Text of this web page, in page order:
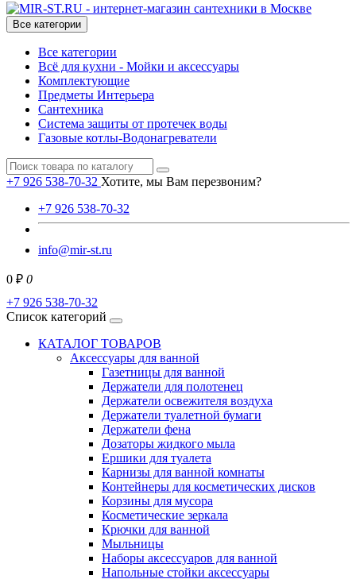
Все категории
Все категории
Всё для кухни - Мойки и аксессуары
Комплектующие
Предметы Интерьера
Сантехника
Система защиты от протечек воды
Газовые котлы-Водонагреватели
+7 926 538-70-32 Хотите, мы Вам перезвоним?
+7 926 538-70-32
info@mir-st.ru
0 ₽ 0
+7 926 538-70-32
Список категорий
КАТАЛОГ ТОВАРОВ
Аксессуары для ванной
Газетницы для ванной
Держатели для полотенец
Держатели освежителя воздуха
Держатели туалетной бумаги
Держатели фена
Дозаторы жидкого мыла
Ершики для туалета
Карнизы для ванной комнаты
Контейнеры для косметических дисков
Корзины для мусора
Косметические зеркала
Крючки для ванной
Мыльницы
Наборы аксессуаров для ванной
Напольные стойки аксессуары